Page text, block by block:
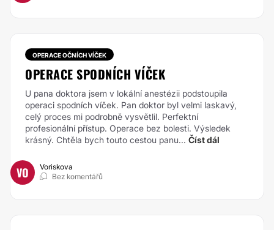
OPERACE OČNÍCH VÍČEK
OPERACE SPODNÍCH VÍČEK
U pana doktora jsem v lokální anestézii podstoupila
operaci spodních víček. Pan doktor byl velmi laskavý,
celý proces mi podrobně vysvětlil. Perfektní
profesionální přístup. Operace bez bolesti. Výsledek
krásný. Chtěla bych touto cestou panu... Číst dál
VO
Voriskova
Bez komentářů